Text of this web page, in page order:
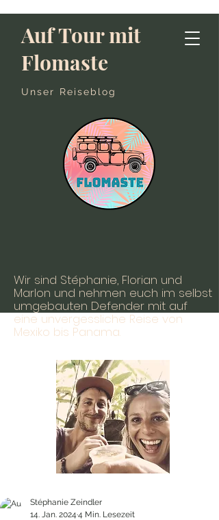
Auf Tour mit
Flomaste
Unser Reiseblog
Wir sind Stéphanie, Florian und
Marlon und nehmen euch im selbst
umgebauten Defender mit auf
eine unvergessliche Reise von
Mexiko bis Panama.
Stéphanie Zeindler
14. Jan. 2024 4 Min. Lesezeit